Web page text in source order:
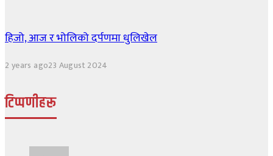
हिजो, आज र भोलिको दर्पणमा धुलिखेल
2 years ago23 August 2024
टिप्पणीहरू